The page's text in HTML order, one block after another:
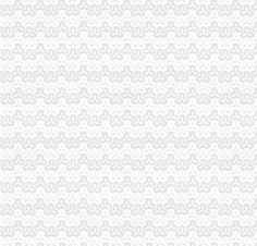
重庆出售：渝中区虎头岩转盘火锅一
渝中区虎头岩+写字楼+稀缺政企合作-[
重庆天地公司注销
重庆天地和装饰豪装不豪价高品质装
【多图】重庆天地雍江翠湖精装两房
租售转让|重庆|重庆市_凤凰资讯
海南海：国海证券股份有限公司关于
海南海股份有限公司关于控股股东部分
海南海：国海证券股份有限公司关于
重庆天地公司2017新招聘信息_电话_地
下周别提示-股票频道-和讯网